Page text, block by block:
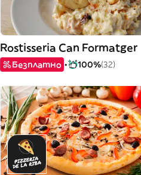
Rostisseria Can Formatger
Безплатно 100%(32)